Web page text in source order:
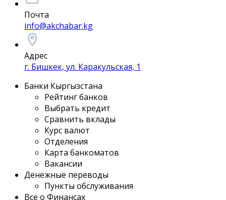
Почта
info@akchabar.kg
Адрес
г. Бишкек, ул. Каракульская, 1
Банки Кыргызстана
Рейтинг банков
Выбрать кредит
Сравнить вклады
Курс валют
Отделения
Карта банкоматов
Вакансии
Денежные переводы
Пункты обслуживания
Все о Финансах